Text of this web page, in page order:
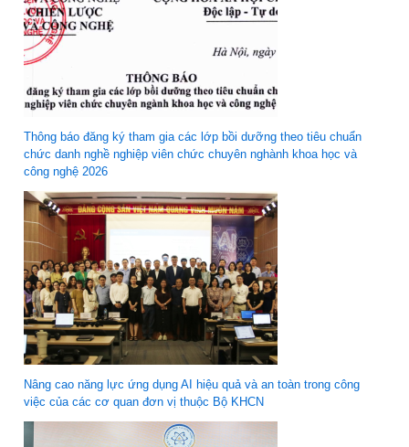
Thông báo đăng ký tham gia các lớp bồi dưỡng theo tiêu chuẩn
chức danh nghề nghiệp viên chức chuyên nghành khoa học và
công nghệ 2026
Nâng cao năng lực ứng dụng AI hiệu quả và an toàn trong công
việc của các cơ quan đơn vị thuộc Bộ KHCN